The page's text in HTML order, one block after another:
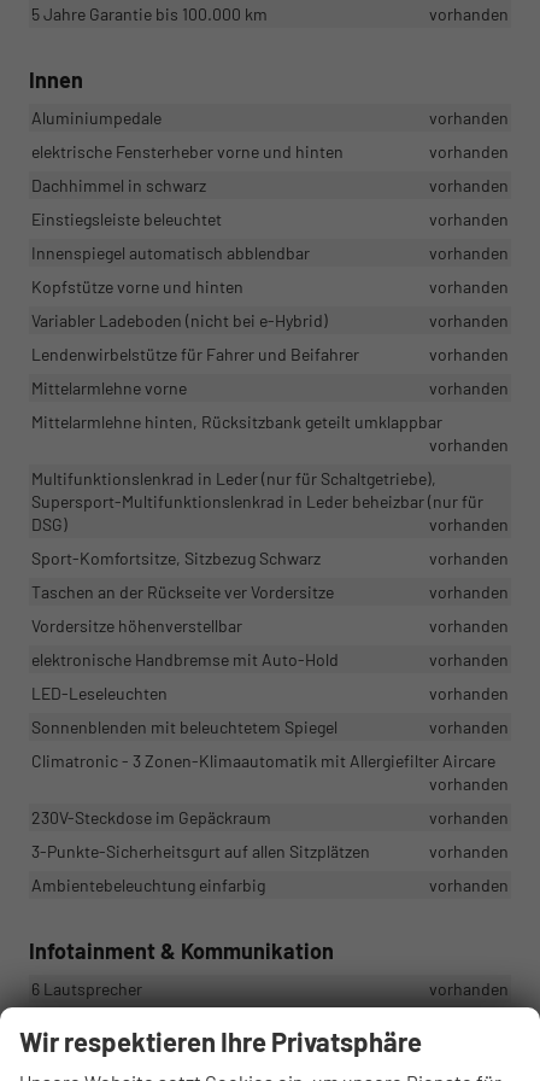
5 Jahre Garantie bis 100.000 km vorhanden
Innen
Aluminiumpedale
vorhanden
elektrische Fensterheber vorne und hinten
vorhanden
Dachhimmel in schwarz
vorhanden
Einstiegsleiste beleuchtet
vorhanden
Innenspiegel automatisch abblendbar
vorhanden
Kopfstütze vorne und hinten
vorhanden
Variabler Ladeboden (nicht bei e-Hybrid)
vorhanden
Lendenwirbelstütze für Fahrer und Beifahrer
vorhanden
Mittelarmlehne vorne
vorhanden
Mittelarmlehne hinten, Rücksitzbank geteilt umklappbar
vorhanden
Multifunktionslenkrad in Leder (nur für Schaltgetriebe),
Supersport-Multifunktionslenkrad in Leder beheizbar (nur für
DSG)
vorhanden
Sport-Komfortsitze, Sitzbezug Schwarz
vorhanden
Taschen an der Rückseite ver Vordersitze
vorhanden
Vordersitze höhenverstellbar
vorhanden
elektronische Handbremse mit Auto-Hold
vorhanden
LED-Leseleuchten
vorhanden
Sonnenblenden mit beleuchtetem Spiegel
vorhanden
Climatronic - 3 Zonen-Klimaautomatik mit Allergiefilter Aircare
vorhanden
230V-Steckdose im Gepäckraum
vorhanden
3-Punkte-Sicherheitsgurt auf allen Sitzplätzen
vorhanden
Ambientebeleuchtung einfarbig
vorhanden
Infotainment & Kommunikation
6 Lautsprecher
vorhanden
Cupra Full Link
Wir respektieren Ihre Privatsphäre